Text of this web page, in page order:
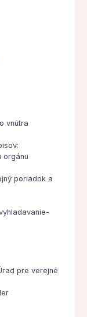
vnútra
orgánu
poriadok a
pre verejné